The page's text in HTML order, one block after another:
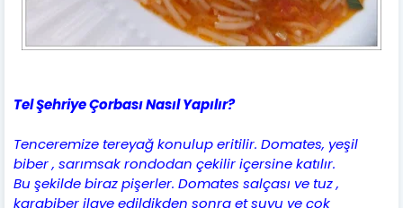
Tel Şehriye Çorbası Nasıl Yapılır?
Tenceremize tereyağ konulup eritilir. Domates, yeşil
biber , sarımsak rondodan çekilir içersine katılır.
Bu şekilde biraz pişerler. Domates salçası ve tuz ,
karabiber ilave edildikden sonra et suyu ve çok